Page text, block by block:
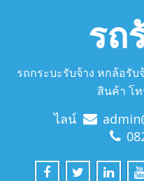
รถ
รถกระบะรับจ้าง หกล้อรับ
สินค้า โท
ไลน์